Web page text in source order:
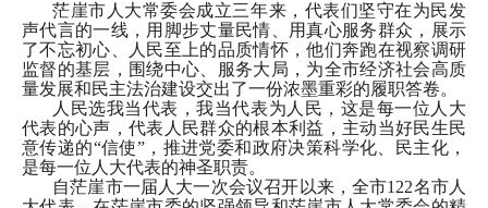
茫崖市人大常委会成立三年来，代表们坚守在为民发
声代言的一线，用脚步丈量民情、用真心服务群众，展示
了不忘初心、人民至上的品质情怀，他们奔跑在视察调研
监督的基层，围绕中心、服务大局，为全市经济社会高质
量发展和民主法治建设交出了一份浓墨重彩的履职答卷。
人民选我当代表，我当代表为人民，这是每一位人大
代表的心声，代表人民群众的根本利益，主动当好民生民
意传递的“信使”，推进党委和政府决策科学化、民主化，
是每一位人大代表的神圣职责。
自茫崖市一届人大一次会议召开以来，全市122名市人